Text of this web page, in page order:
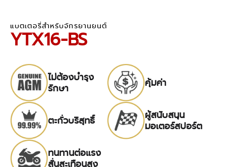
แบตเตอรี่สำหรับจักรยานยนต์
YTX16-BS
ไม่ต้องบำรุง
รักษา
คุ้มค่า
ตะกั่วบริสุทธิ์
ผู้สนับสนุน
มอเตอร์สปอร์ต
ทนทานต่อแรง
สั่นสะเทือนสูง